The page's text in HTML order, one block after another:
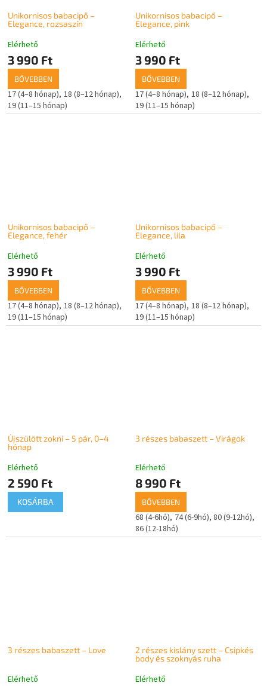
Unikornisos babacipő –
Elegance, rozsaszín
Elérhető
3 990 Ft
BŐVEBBEN
17 (4–8 hónap) 18 (8–12 hónap)
19 (11–15 hónap)
Unikornisos babacipő –
Elegance, pink
Elérhető
3 990 Ft
BŐVEBBEN
17 (4–8 hónap) 18 (8–12 hónap)
19 (11–15 hónap)
Unikornisos babacipő –
Elegance, fehér
Elérhető
3 990 Ft
BŐVEBBEN
17 (4–8 hónap) 18 (8–12 hónap)
19 (11–15 hónap)
Unikornisos babacipő –
Elegance, lila
Elérhető
3 990 Ft
BŐVEBBEN
17 (4–8 hónap) 18 (8–12 hónap)
19 (11–15 hónap)
Újszülött zokni – 5 pár, 0–4
hónap
Elérhető
2 590 Ft
KOSÁRBA
3 részes babaszett – Virágok
Elérhető
8 990 Ft
BŐVEBBEN
68 (4-6hó) 74 (6-9hó) 80 (9-12hó)
86 (12-18hó)
3 részes babaszett – Love
Elérhető
2 részes kislány szett – Csipkés
body és szoknyás ruha
Elérhető